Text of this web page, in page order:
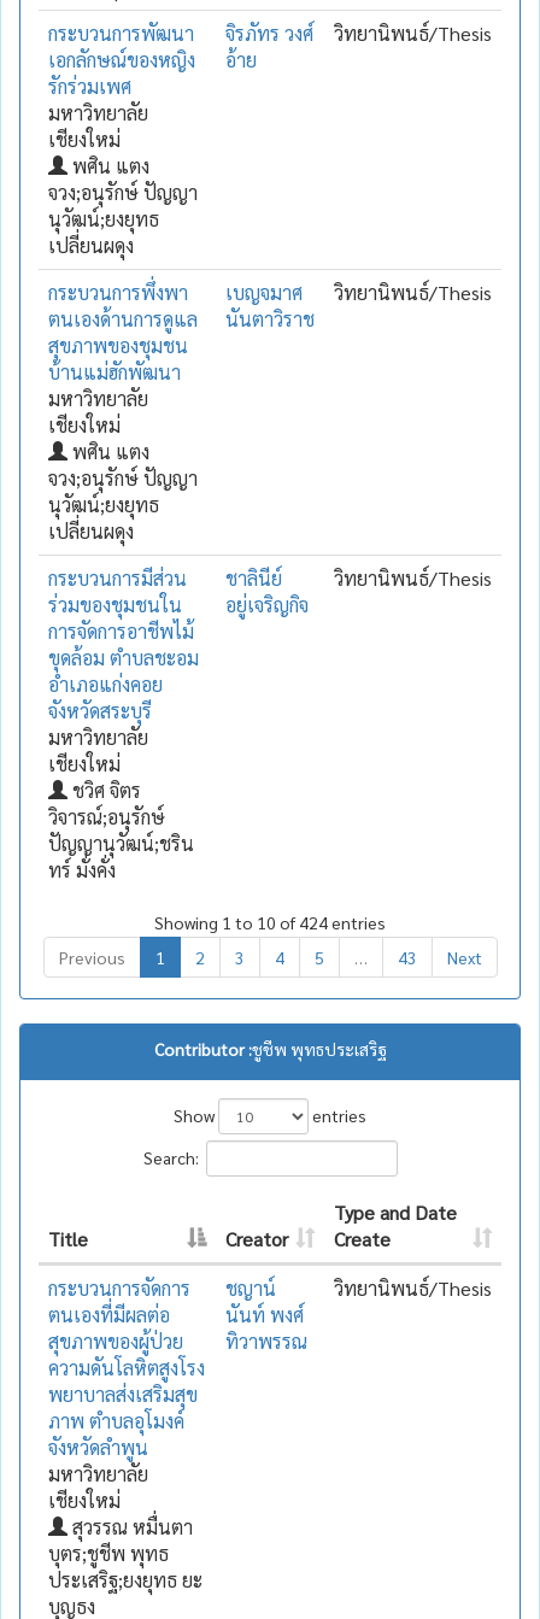
กระบวนการพัฒนา
เอกลักษณ์ของหญิง
รักร่วมเพศ
มหาวิทยาลัย
เชียงใหม่
พศิน แตง
จวง;อนุรักษ์ ปัญญา
นุวัฒน์;ยงยุทธ
เปลี่ยนผดุง
จิรภัทร วงศ์
อ้าย
วิทยานิพนธ์/Thesis
กระบวนการพึ่งพา
ตนเองด้านการดูแล
สุขภาพของชุมชน
บ้านแม่ฮักพัฒนา
มหาวิทยาลัย
เชียงใหม่
พศิน แตง
จวง;อนุรักษ์ ปัญญา
นุวัฒน์;ยงยุทธ
เปลี่ยนผดุง
เบญจมาศ
นันตาวิราช
วิทยานิพนธ์/Thesis
กระบวนการมีส่วน
ร่วมของชุมชนใน
การจัดการอาชีพไม้
ขุดล้อม ตำบลชะอม
อำเภอแก่งคอย
จังหวัดสระบุรี
มหาวิทยาลัย
เชียงใหม่
ชวิศ จิตร
วิจารณ์;อนุรักษ์
ปัญญานุวัฒน์;ชริน
ทร์ มั่งคั่ง
ชาลินีย์
อยู่เจริญกิจ
วิทยานิพนธ์/Thesis
Showing 1 to 10 of 424 entries
Previous
1 2 3 4 5 43 Next
Contributor :ชูชีพ พุทธประเสริฐ
Show
entries
Search:
Title Creator
Type and Date
Create
กระบวนการจัดการ
ตนเองที่มีผลต่อ
สุขภาพของผู้ป่วย
ความดันโลหิตสูงโรง
พยาบาลส่งเสริมสุข
ภาพ ตำบลอุโมงค์
จังหวัดลำพูน
มหาวิทยาลัย
เชียงใหม่
สุวรรณ หมื่นตา
บุตร;ชูชีพ พุทธ
ประเสริฐ;ยงยุทธ ยะ
บุญธง
ชญาน์
นันท์ พงศ์
ทิวาพรรณ
วิทยานิพนธ์/Thesis